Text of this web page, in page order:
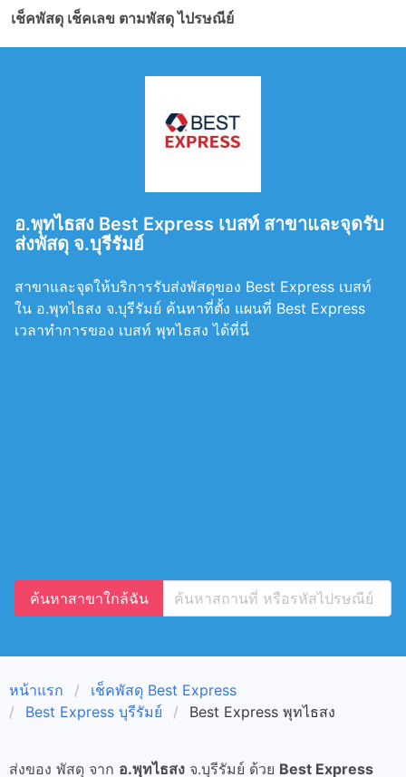
เช็คพัสดุ เช็คเลข ตามพัสดุ ไปรษณีย์
อ.พุทไธสง Best Express เบสท์ สาขาและจุดรับ
ส่งพัสดุ จ.บุรีรัมย์
สาขาและจุดให้บริการรับส่งพัสดุของ Best Express เบสท์
ใน อ.พุทไธสง จ.บุรีรัมย์ ค้นหาที่ตั้ง แผนที่ Best Express
เวลาทำการของ เบสท์ พุทไธสง ได้ที่นี่
ค้นหาสาขาใกล้ฉัน
หน้าแรก
เช็คพัสดุ Best Express
Best Express บุรีรัมย์
Best Express พุทไธสง
ส่งของ พัสดุ จาก อ.พุทไธสง จ.บุรีรัมย์ ด้วย Best Express